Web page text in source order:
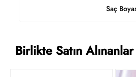
Saç
Birlikte Satın Alınanlar